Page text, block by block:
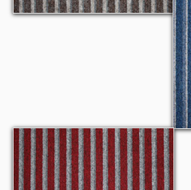
Atlantis 1806